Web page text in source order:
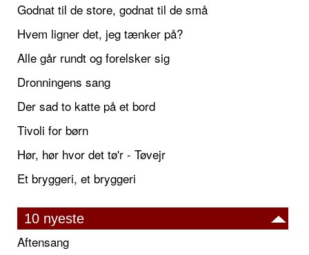
Godnat til de store, godnat til de små
Hvem ligner det, jeg tænker på?
Alle går rundt og forelsker sig
Dronningens sang
Der sad to katte på et bord
Tivoli for børn
Hør, hør hvor det tø'r - Tøvejr
Et bryggeri, et bryggeri
10 nyeste
Aftensang